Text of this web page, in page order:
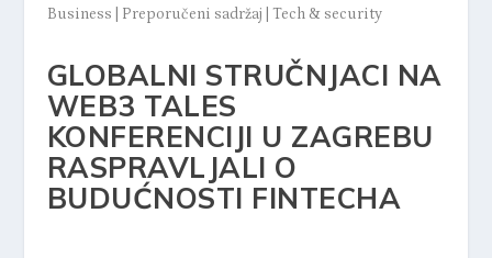
Business Preporučeni sadržaj Tech & security
GLOBALNI STRUČNJACI NA
WEB3 TALES
KONFERENCIJI U ZAGREBU
RASPRAVLJALI O
BUDUĆNOSTI FINTECHA